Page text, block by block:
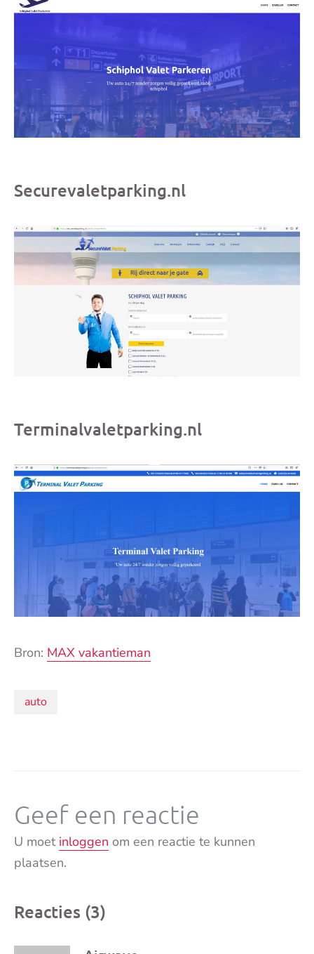
Securevaletparking.nl
Terminalvaletparking.nl
Bron: MAX vakantieman
Onderwerpen:
auto
Geef een reactie
U moet inloggen om een reactie te kunnen
plaatsen.
Reacties (3)